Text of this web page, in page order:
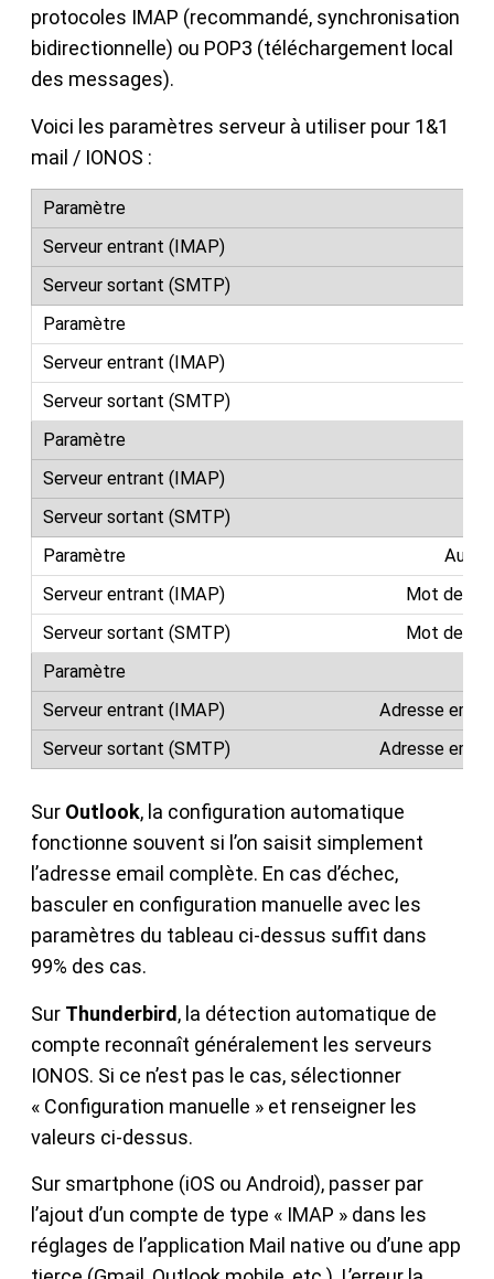
protocoles IMAP (recommandé, synchronisation
bidirectionnelle) ou POP3 (téléchargement local
des messages).
Voici les paramètres serveur à utiliser pour 1&1
mail / IONOS :
Mot de
Mot de
Adresse
Adresse
Sur Outlook, la configuration automatique
fonctionne souvent si l’on saisit simplement
l’adresse email complète. En cas d’échec,
basculer en configuration manuelle avec les
paramètres du tableau ci-dessus suffit dans
99% des cas.
Sur Thunderbird, la détection automatique de
compte reconnaît généralement les serveurs
IONOS. Si ce n’est pas le cas, sélectionner
« Configuration manuelle » et renseigner les
valeurs ci-dessus.
Sur smartphone (iOS ou Android), passer par
l’ajout d’un compte de type « IMAP » dans les
réglages de l’application Mail native ou d’une app